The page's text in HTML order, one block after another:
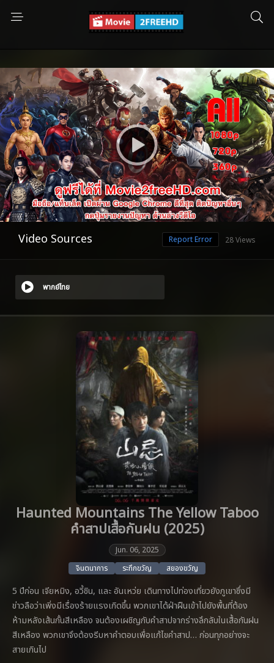
Video Sources 28 Views
Report Error
พากย์ไทย
Haunted Mountains The Yellow Taboo
คำสาปเสื้อกันฝน (2025)
Jun. 06, 2025
จินตนาการ
ระทึกขวัญ สยองขวัญ
5 ปีก่อน เจียหมิง, อวี้ชิน, และ อันเหว่ย เดินทางไปท่องเที่ยวยังภูเขาซึ่งมี
ข่าวลือว่าเพิ่งมีเรื่องร้ายแรงเกิดขึ้น พวกเขาได้ฝ่าฝืนเข้าไปยังพื้นที่ต้อง
ห้ามหลังเส้นกั้นสีเหลือง จนต้องเผชิญกับคำสาปจากร่างลึกลับในเสื้อกันฝน
สีเหลือง พวกเขาจึงต้องรีบหาคำตอบเพื่อแก้ไขคำสาป… ก่อนทุกอย่างจะ
สายเกินไป